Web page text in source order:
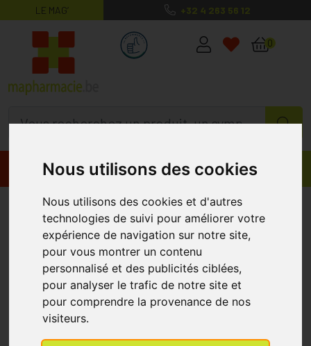
Nous utilisons des cookies
Nous utilisons des cookies et d'autres
technologies de suivi pour améliorer votre
expérience de navigation sur notre site,
pour vous montrer un contenu
personnalisé et des publicités ciblées,
pour analyser le trafic de notre site et
pour comprendre la provenance de nos
visiteurs.
LE MAG’ +32 4 263 56 12
MaPharmacie.be ma santé, mes
0
Promos Produits
Vogel Molkosan 500 Ml A.VOGEL